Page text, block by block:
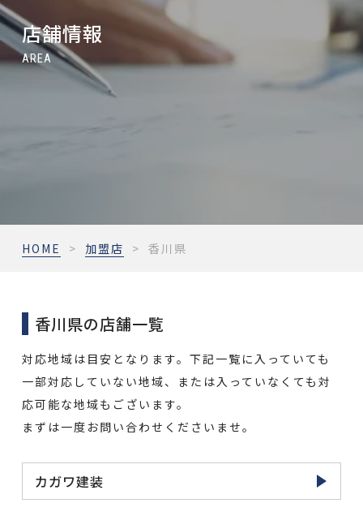
店舗情報
AREA
HOME > 加盟店 > 香川県
香川県の店舗一覧
対応地域は目安となります。下記一覧に入っていても
一部対応していない地域、または入っていなくても対
応可能な地域もございます。
まずは一度お問い合わせくださいませ。
カガワ建装